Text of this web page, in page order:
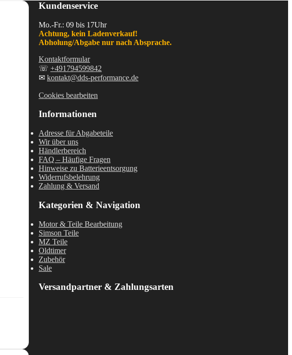
Kundenservice
Mo.-Fr.: 09 bis 17Uhr
Achtung, kein Ladenverkauf!
Abholung/Abgabe nur nach Absprache.
Kontaktformular
☏ +491794599842
✉ kontakt@dds-performance.de
Cookies bearbeiten
Informationen
Adresse für Abgabeteile
Wir über uns
Händlerbereich
FAQ – Häufige Fragen
Hinweise zu Batterieentsorgung
Widerrufsbelehrung
Zahlung & Versand
Kategorien & Navigation
Motor & Teile Bearbeitung
Simson Teile
MZ Teile
Oldtimer
Zubehör
Sale
Versandpartner & Zahlungsarten